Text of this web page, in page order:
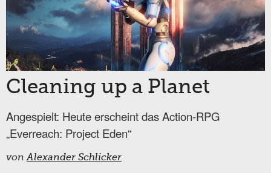
Cleaning up a Planet
Angespielt: Heute erscheint das Action-RPG
„Everreach: Project Eden“
vonAlexander Schlicker